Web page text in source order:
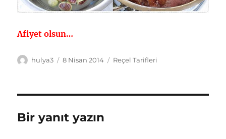
Afiyet olsun…
Yazar
hulya3
Yayın
8 Nisan 2014 Kategoriler
Reçel Tarifleri
Bir yanıt yazın